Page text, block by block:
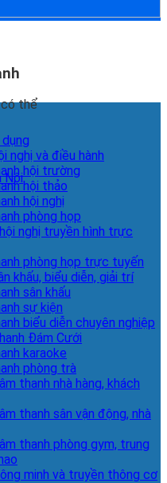
có thể
Nội
nghị và điều hành
hội trường
hội thảo
hội nghị
phòng họp
nghị truyền hình trực
phòng họp trực tuyến
khấu, biểu diễn, giải trí
sân khấu
sự kiện
biểu diễn chuyên nghiệp
Đám Cưới
karaoke
phòng trà
thanh nhà hàng, khách
thanh sân vận động, nhà
thanh phòng gym, trung
minh và truyền thông cơ